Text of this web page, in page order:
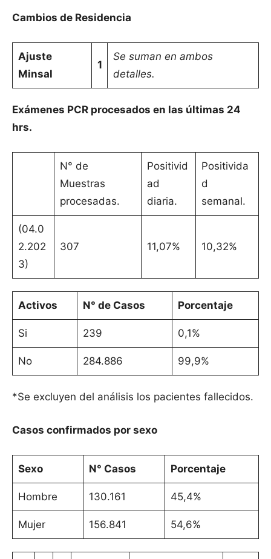
Cambios de Residencia
Ajuste
Minsal
1
Se suman en ambos
detalles.
Exámenes PCR procesados en las últimas 24
hrs.
N° de
Muestras
procesadas.
Positivid
ad
diaria.
Positivida
d
semanal.
(04.0
2.202
3)
307 11,07% 10,32%
Activos N° de Casos Porcentaje
Si 239 0,1%
No 284.886 99,9%
*Se excluyen del análisis los pacientes fallecidos.
Casos confirmados por sexo
Sexo N° Casos Porcentaje
Hombre 130.161 45,4%
Mujer 156.841 54,6%